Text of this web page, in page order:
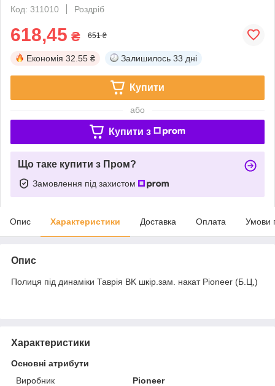
Код: 311010
Роздріб
618,45 ₴ 651 ₴
Економія 32.55 ₴ Залишилось 33 дні
Купити
або
Купити з
Що таке купити з Пром?
Замовлення під захистом
Опис Характеристики Доставка Оплата Умови
Опис
Полиця під динаміки Таврія BK шкір.зам. накат Pioneer (Б.Ц,)
Характеристики
Основні атрибути
Виробник
Pioneer